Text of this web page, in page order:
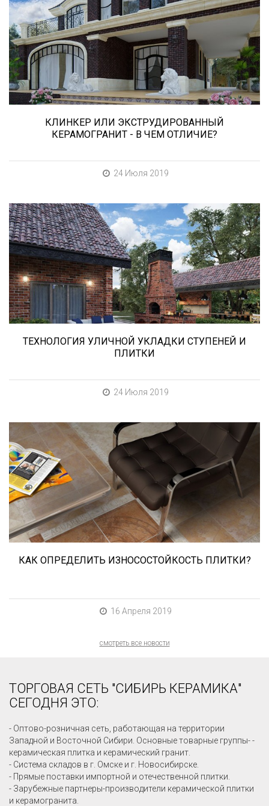
Сегодня «клинкером» называют все подряд...
и напольную плитку и ступени (фронтальные,
угловые) для облицовки крыльца, фасадную
плитку и другие материалы преимущественно
для экстерьерной отделки домов, зон
мангала, барбекю, лестниц и...
КЛИНКЕР ИЛИ ЭКСТРУДИРОВАННЫЙ
КЕРАМОГРАНИТ - В ЧЕМ ОТЛИЧИЕ?
24 Июля 2019
В этой статье мы расскажем о том, что
нужно учесть при выборе и укладке уличных
облицовочных материалов (ступени и плитка).
ТЕХНОЛОГИЯ УЛИЧНОЙ УКЛАДКИ СТУПЕНЕЙ И
ПЛИТКИ
24 Июля 2019
При выборе любой плитки важно важны не
только цвет и размер, но и ее
износостойкость. Как же определить
износостойкость керамической плитки и
керамогранита? Сейчас расскажем.
КАК ОПРЕДЕЛИТЬ ИЗНОСОСТОЙКОСТЬ ПЛИТКИ?
16 Апреля 2019
смотреть все новости
ТОРГОВАЯ СЕТЬ "СИБИРЬ КЕРАМИКА"
СЕГОДНЯ ЭТО:
- Оптово-розничная сеть, работающая на территории
Западной и Восточной Сибири. Основные товарные группы- -
керамическая плитка и керамический гранит.
- Система складов в г. Омске и г. Новосибирске.
- Прямые поставки импортной и отечественной плитки.
- Зарубежные партнеры-производители керамической плитки
и керамогранита.